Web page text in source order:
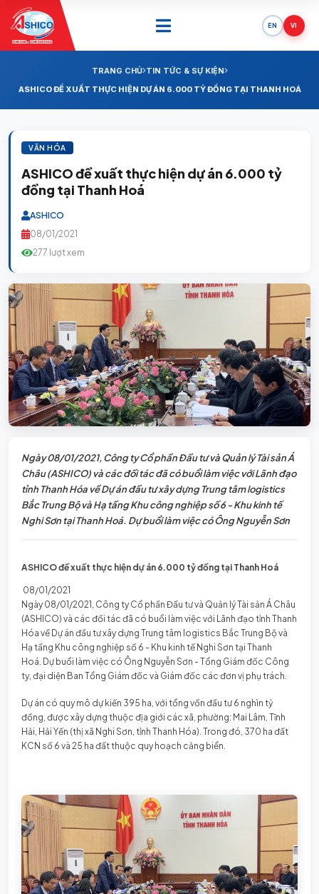
ONE SAIL - ONE SUCCESS
EN VI
TRANG CHỦ TIN TỨC & SỰ KIỆN
ASHICO ĐỀ XUẤT THỰC HIỆN DỰ ÁN 6.000 TỶ ĐỒNG TẠI THANH HOÁ
VĂN HÓA
ASHICO đề xuất thực hiện dự án 6.000 tỷ
đồng tại Thanh Hoá
ASHICO
08/01/2021
277 lượt xem
Ngày 08/01/2021, Công ty Cổ phần Đầu tư và Quản lý Tài sản Á
Châu (ASHICO) và các đối tác đã có buổi làm việc với Lãnh đạo
tỉnh Thanh Hóa về Dự án đầu tư xây dựng Trung tâm logistics
Bắc Trung Bộ và Hạ tầng Khu công nghiệp số 6 - Khu kinh tế
Nghi Sơn tại Thanh Hoá. Dự buổi làm việc có Ông Nguyễn Sơn
ASHICO đề xuất thực hiện dự án 6.000 tỷ đồng tại Thanh Hoá
08/01/2021
Ngày 08/01/2021, Công ty Cổ phần Đầu tư và Quản lý Tài sản Á Châu
(ASHICO) và các đối tác đã có buổi làm việc với Lãnh đạo tỉnh Thanh
Hóa về Dự án đầu tư xây dựng Trung tâm logistics Bắc Trung Bộ và
Hạ tầng Khu công nghiệp số 6 - Khu kinh tế Nghi Sơn tại Thanh
Hoá. Dự buổi làm việc có Ông Nguyễn Sơn - Tổng Giám đốc Công
ty, đại diện Ban Tổng Giám đốc và Giám đốc các đơn vị phụ trách.
Dự án có quy mô dự kiến 395 ha, với tổng vốn đầu tư 6 nghìn tỷ
đồng, được xây dựng thuộc địa giới các xã, phường: Mai Lâm, Tĩnh
Hải, Hải Yến (thị xã Nghi Sơn, tỉnh Thanh Hóa). Trong đó, 370 ha đất
KCN số 6 và 25 ha đất thuộc quy hoạch cảng biển.